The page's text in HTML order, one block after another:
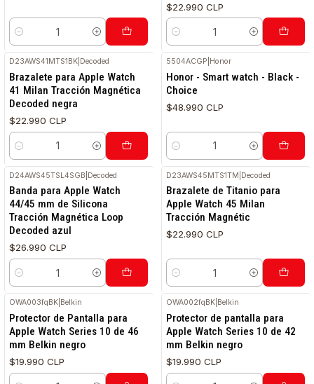
Cantidad
$22.990 CLP
Cantidad
D23AWS41MTS1BK Decoded
Brazalete para Apple Watch
41 Milan Tracción Magnética
Decoded negra
$22.990 CLP
Cantidad
5504ACGP Honor
Honor - Smart watch - Black -
Choice
$48.990 CLP
Cantidad
D24AWS45TSL4SGB Decoded
Banda para Apple Watch
44/45 mm de Silicona
Tracción Magnética Loop
Decoded azul
$26.990 CLP
Cantidad
D23AWS45MTS1TM Decoded
Brazalete de Titanio para
Apple Watch 45 Milan
Tracción Magnétic
$22.990 CLP
Cantidad
OWA003fqBK Belkin
Protector de Pantalla para
Apple Watch Series 10 de 46
mm Belkin negro
$19.990 CLP
OWA002fqBK Belkin
Protector de pantalla para
Apple Watch Series 10 de 42
mm Belkin negro
$19.990 CLP